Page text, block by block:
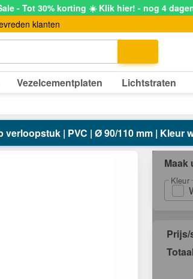
- Tot 30% korting ☀️ Klik hier! - nog 4
klanten
Vezelcementplaten Lichtstraten
verloopstuk | PVC | Ø 90/110 mm | Kleur
Maak
Kleur